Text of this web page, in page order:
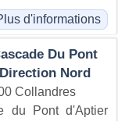
d'informations
Du Pont
Nord
Collandres
du Pont d'Aptier